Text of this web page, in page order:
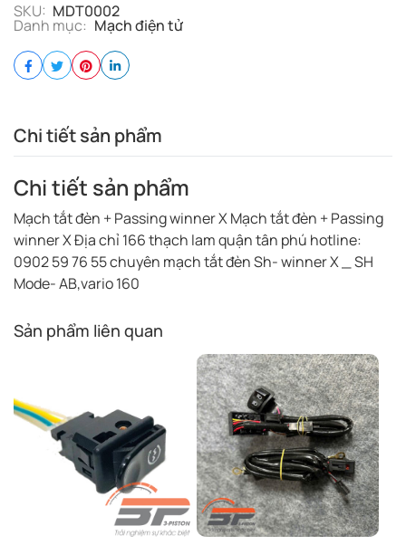
SKU: MDT0002
Danh mục: Mạch điện tử
Chi tiết sản phẩm
Chi tiết sản phẩm
Mạch tắt đèn + Passing winner X Mạch tắt đèn + Passing
winner X Địa chỉ 166 thạch lam quận tân phú hotline:
0902 59 76 55 chuyên mạch tắt đèn Sh- winner X _ SH
Mode- AB,vario 160
Sản phẩm liên quan